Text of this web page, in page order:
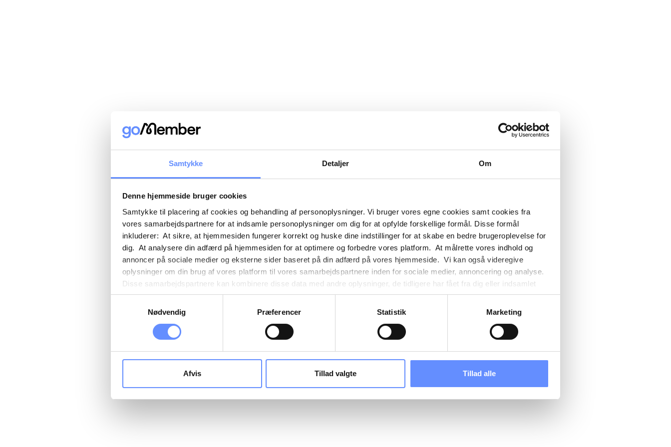
Samtykke Detaljer Om
Denne hjemmeside bruger cookies
Samtykke til placering af cookies og behandling af personoplysninger. Vi bruger vores egne cookies samt cookies fra
vores samarbejdspartnere for at indsamle personoplysninger om dig for at opfylde forskellige formål. Disse formål
inkluderer: At sikre, at hjemmesiden fungerer korrekt og huske dine indstillinger for at skabe en bedre brugeroplevelse for
dig. At analysere din adfærd på hjemmesiden for at optimere og forbedre vores platform. At målrette vores indhold og
annoncer på sociale medier og eksterne sider baseret på din adfærd på vores hjemmeside. Vi kan også videregive
oplysninger om din brug af vores platform til vores samarbejdspartnere inden for sociale medier, annoncering og analyse.
Disse samarbejdspartnere kan kombinere disse data med andre oplysninger, de tidligere har fået fra dig eller indsamlet
gennem din brug af deres tjenester. Det skal bemærkes, at nogle af vores samarbejdspartnere kan være placeret i usikre
tredjelande, herunder USA. Under detaljer finder du yderligere information om formålene med cookies, overordnede
cookie opbevares. Du bestemmer selv, hvilke formål vores hjemmeside må anvende cookies til og dermed behandle
Nødvendig
Præferencer Statistik Marketing
Afvis Tillad valgte Tillad alle